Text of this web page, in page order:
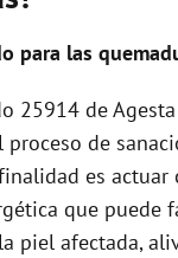
e
o
para las
25914 de
proceso de
es actuar
que puede
piel afectada,